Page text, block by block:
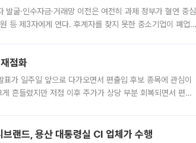
굴·인수자금·거래망 이전은 여전히 과제 정부가 혈연 중심
등 제3자에게 연다. 후계자를 찾지 못한 중소기업이 폐업
점화
가 일주일 앞으로 다가오면서 편출입 후보 종목에 관심이
흔들렸지만 저점 이후 주가가 상당 부분 회복되면서 편입
드, 용산 대통령실 CI 업체가 수행